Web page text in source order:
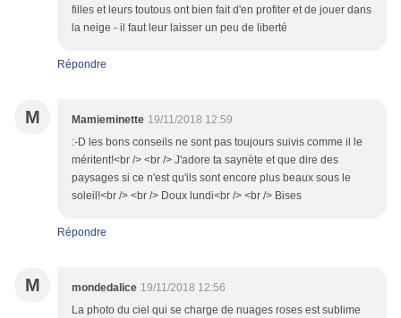
filles et leurs toutous ont bien fait d'en profiter et de jouer dans
la neige - il faut leur laisser un peu de liberté
Répondre
M Mamieminette 19/11/2018 12:59
:-D les bons conseils ne sont pas toujours suivis comme il le
méritent!<br /> <br /> J'adore ta saynète et que dire des
paysages si ce n'est qu'ils sont encore plus beaux sous le
soleil!<br /> <br /> Doux lundi<br /> <br /> Bises
Répondre
M mondedalice 19/11/2018 12:56
La photo du ciel qui se charge de nuages roses est sublime